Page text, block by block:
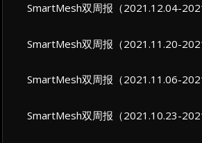
SmartMesh双周报（2021.12.04-
SmartMesh双周报（2021.11.20-
SmartMesh双周报（2021.11.06-
SmartMesh双周报（2021.10.23-